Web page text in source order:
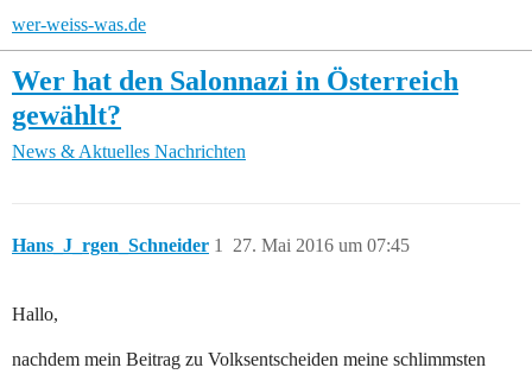
wer-weiss-was.de
Wer hat den Salonnazi in Österreich
gewählt?
News & Aktuelles Nachrichten
Hans_J_rgen_Schneider 27. Mai 2016 um 07:45
1
Hallo,
nachdem mein Beitrag zu Volksentscheiden meine schlimmsten